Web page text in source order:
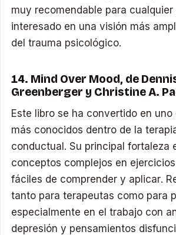
muy recomendable para cualquier
interesado en una visión más
del trauma psicológico.
14. Mind Over Mood, de
Greenberger y Christine A.
Este libro se ha convertido en uno
más conocidos dentro de la
conductual. Su principal fortaleza
conceptos complejos en
fáciles de comprender y aplicar.
tanto para terapeutas como para
especialmente en el trabajo con
depresión y pensamientos